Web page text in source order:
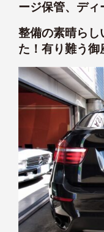
ージ保管、ディ
整備の素晴らし
た！有り難う御